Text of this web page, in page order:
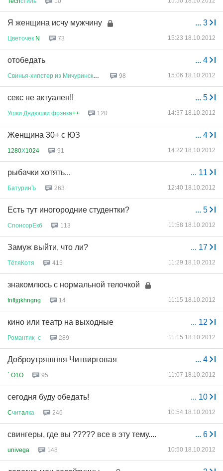
... 3
Я женщина исчу мужчину
Цветочек N 73 15:23 18.10.2012
... 4
отобедать
Свинья-хипстер из Мичуринского 98 15:06 18.10.2012
... 5
секс не актуален!!
Ушки Дядюшки фрэнка++ 120 14:37 18.10.2012
... 4
Женщина 30+ с ЮЗ
1280Х1024 91 14:22 18.10.2012
... 11
рыбачки хотять...
БатуринЪ 263 12:40 18.10.2012
... 5
Есть тут иногородние студентки?
СпонсорЕкб 113 11:58 18.10.2012
... 17
Замуж выйти, что ли?
ТётяКотя 415 11:29 18.10.2012
знакомлюсь с нормальной телочкой
fnftjgkhngng 14 11:15 18.10.2012
... 12
кино или театр на выходные
Романтик с 289 11:15 18.10.2012
... 4
Доброутряшняя Читвирговая
` O1O 95 11:07 18.10.2012
... 10
сегодня буду обедать!
Cчитaлка 246 10:54 18.10.2012
... 6
свингеры, где вы ????? все в эту тему....
univega 148 10:50 18.10.2012